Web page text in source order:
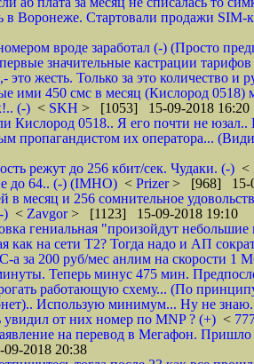
Воронеже. Стартовали продажи SIM-
вроде заработал (-) (Просто
значительные кастрации
жесть. Только за это количество и
ими 450 смс в месяц (Кислород 0518)
(-) < SKH > [1053] 15-09-2018 16:20
Кислород 0518.. Я его почти не
пропагандистом их оператора...
режут до 256 кбит/сек. Чудаки. (-) <
до 64.. (-) (IMHO) < Prizer> [968] 15-
в месяц и 256 сомнительное
) < Zavgor> [1123] 15-09-2018 19:10
гениальная "произойдут небольшие
как на сети Т2? Тогда надо и АП
за 200 руб/мес анлим на скорости 1
Теперь минус 475 мин.
работающую схему... (По
Использую минимум... Ну не
увидил от них номер по MNP ? (+) <
на перевод в Мегафон.
2018 20:38